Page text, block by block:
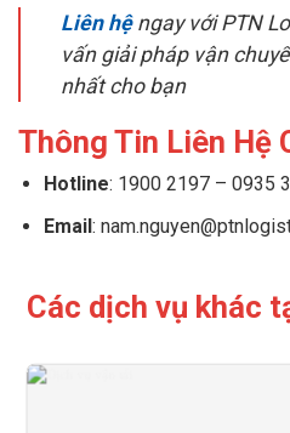
Liên hệngay với PTN
vấn giải pháp vận
nhất cho bạn
Thông Tin Liên Hệ
Hotline: 1900 2197 – 0935
Email:
Các dịch vụ khác